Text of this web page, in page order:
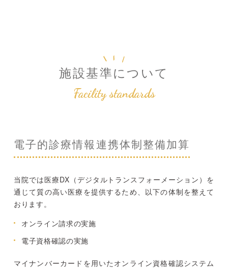
施設基準について
Facility standards
電子的診療情報連携体制整備加算
当院では医療DX（デジタルトランスフォーメーション）を
通じて質の高い医療を提供するため、以下の体制を整えて
おります。
オンライン請求の実施
電子資格確認の実施
マイナンバーカードを用いたオンライン資格確認システム